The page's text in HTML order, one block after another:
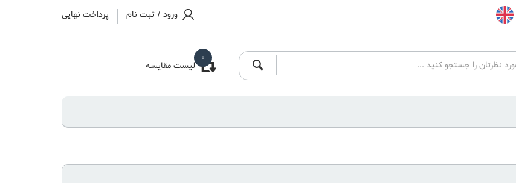
پرداخت نهایی ثبت نام / ورود
لیست مقایسه
0